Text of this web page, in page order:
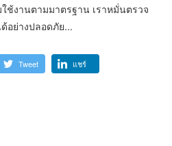
ช้งานตามมาตรฐาน เราหมั่นตรวจ
อย่างปลอดภัย...
Tweet แชร์